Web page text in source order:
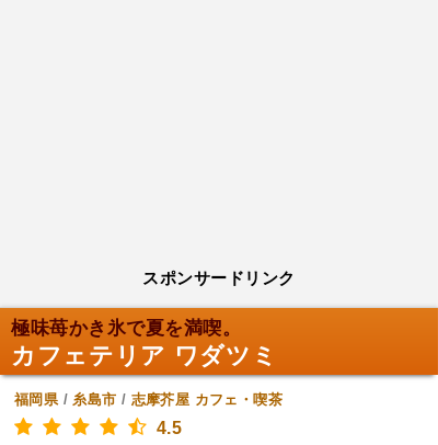
スポンサードリンク
極味苺かき氷で夏を満喫。
カフェテリア ワダツミ
福岡県/糸島市 / 志摩芥屋 カフェ・喫茶
4.5